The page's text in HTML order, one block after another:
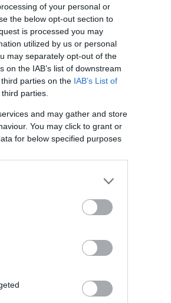
of your personal or
the below opt-out section to
is processed you may
utilized by us or personal
may separately opt-out of the
the IAB’s list of downstream
parties on the IAB’s List of
parties.
and may gather and store
You may click to grant or
for below specified purposes
δεκαετίες τώρα, ως
η «συμβασιλεύουσα», αιώνια
είναι να εμπνεύσει στους
μια πόλη αυτόφωτη
κοινωνικές και
μπάντες στις πλατείες της.
περιπάτους και θα
όπως ο Όλυμπος, η